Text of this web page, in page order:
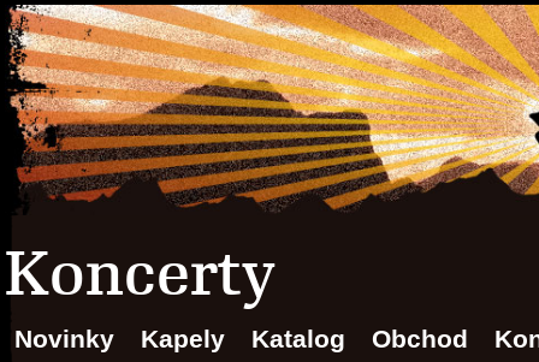
Koncerty
Novinky Kapely Katalog Obchod